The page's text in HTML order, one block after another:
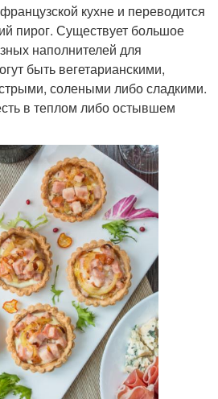
кухне и переводится
пирог. Существует большое
наполнителей для
быть вегетарианскими,
солеными либо сладкими.
в теплом либо остывшем